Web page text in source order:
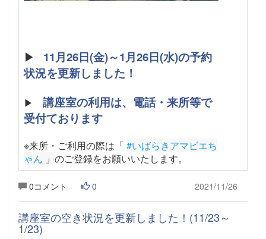
▶
11月26日(金)～1月26日(水)の予約
状況を更新しました！
▶ 講座室の利用は、電話・来所等で
受付ております
※来所・ご利用の際は「 #いばらきアマビエち
ゃん 」 のご登録をお願いいたします。
0コメント 0 2021/11/26
講座室の空き状況を更新しました！(11/23～
1/23)